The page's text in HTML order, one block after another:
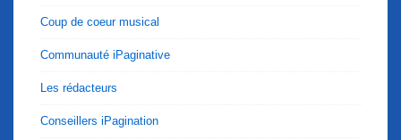
Coup de coeur musical
Communauté iPaginative
Les rédacteurs
Conseillers iPagination